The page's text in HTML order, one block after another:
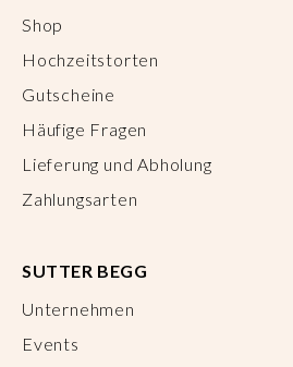
Shop
Hochzeitstorten
Gutscheine
Häufige Fragen
Lieferung und Abholung
Zahlungsarten
SUTTER BEGG
Unternehmen
Events